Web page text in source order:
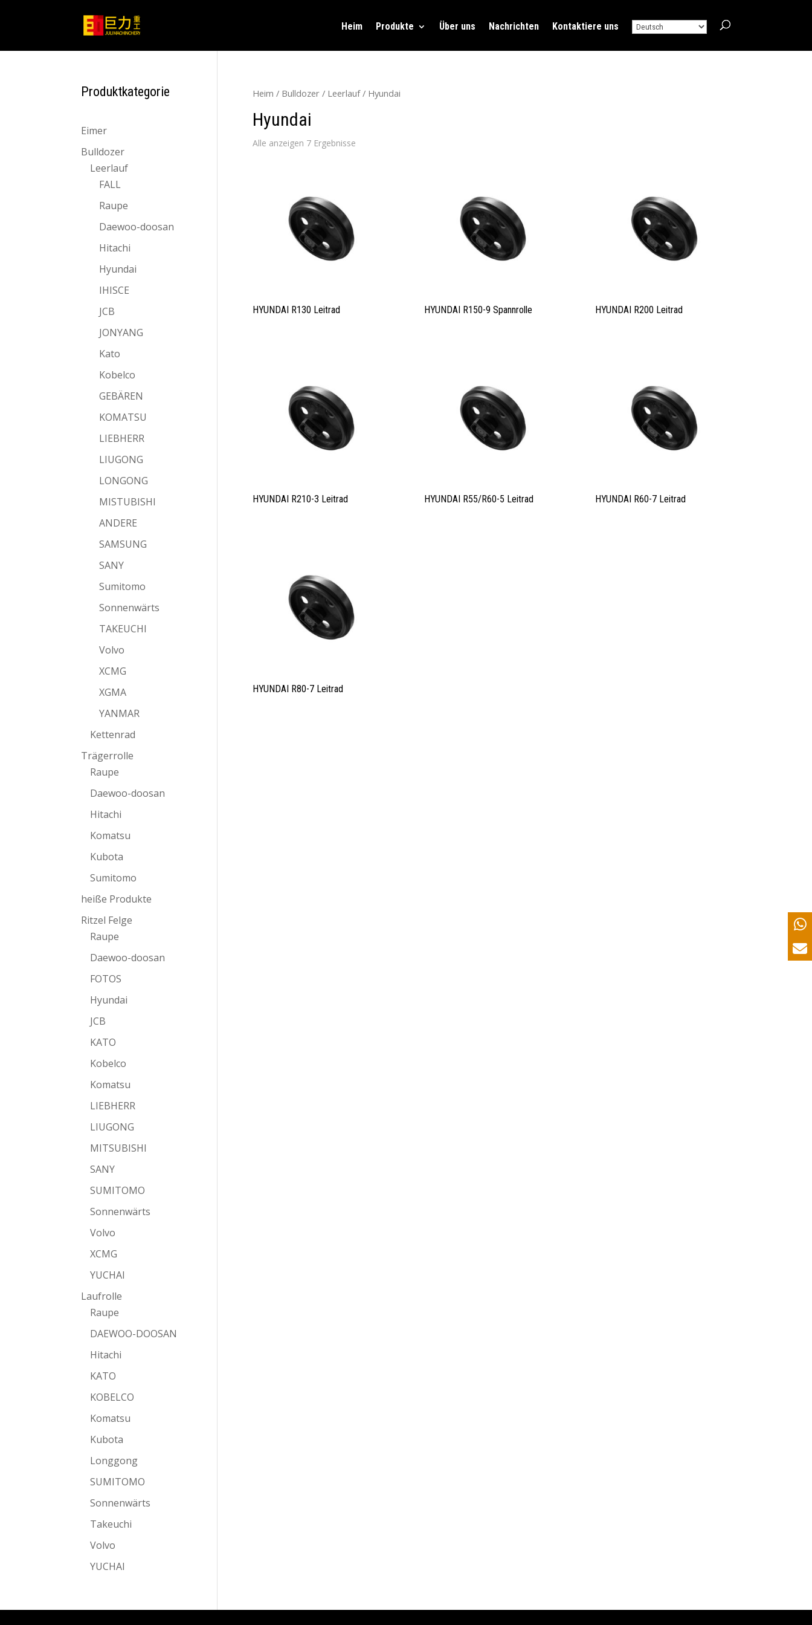
Heim Produkte Über uns Nachrichten Kontaktiere uns
Heim / Bulldozer/ Leerlauf/ Hyundai
Hyundai
Alle anzeigen 7 Ergebnisse
HYUNDAI R130 Leitrad HYUNDAI R150-9 Spannrolle HYUNDAI R200 Leitrad
HYUNDAI R210-3 Leitrad HYUNDAI R55/R60-5 Leitrad HYUNDAI R60-7 Leitrad
HYUNDAI R80-7 Leitrad
Produktkategorie
Eimer
Bulldozer
Leerlauf
FALL
Raupe
Daewoo-doosan
Hitachi
Hyundai
IHISCE
JCB
JONYANG
Kato
Kobelco
GEBÄREN
KOMATSU
LIEBHERR
LIUGONG
LONGONG
MISTUBISHI
ANDERE
SAMSUNG
SANY
Sumitomo
Sonnenwärts
TAKEUCHI
Volvo
XCMG
XGMA
YANMAR
Kettenrad
Trägerrolle
Raupe
Daewoo-doosan
Hitachi
Komatsu
Kubota
Sumitomo
heiße Produkte
Ritzel Felge
Raupe
Daewoo-doosan
FOTOS
Hyundai
JCB
KATO
Kobelco
Komatsu
LIEBHERR
LIUGONG
MITSUBISHI
SANY
SUMITOMO
Sonnenwärts
Volvo
XCMG
YUCHAI
Laufrolle
Raupe
DAEWOO-DOOSAN
Hitachi
KATO
KOBELCO
Komatsu
Kubota
Longgong
SUMITOMO
Sonnenwärts
Takeuchi
Volvo
YUCHAI